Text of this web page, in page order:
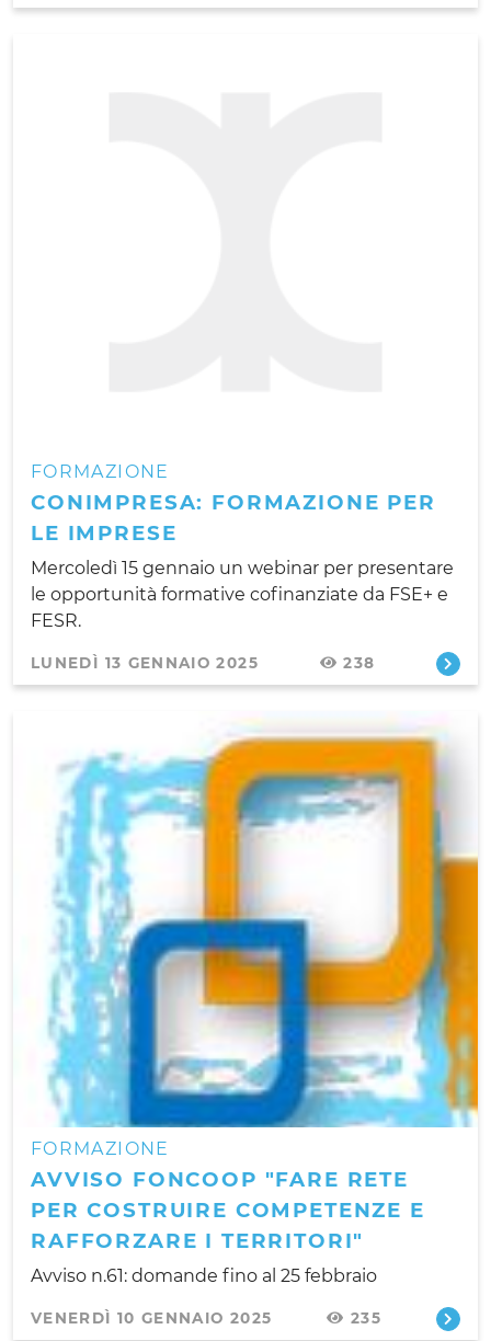
FORMAZIONE
CONIMPRESA: FORMAZIONE PER
LE IMPRESE
Mercoledì 15 gennaio un webinar per presentare
le opportunità formative cofinanziate da FSE+ e
FESR.
LUNEDÌ 13 GENNAIO 2025 238
FORMAZIONE
AVVISO FONCOOP "FARE RETE
PER COSTRUIRE COMPETENZE E
RAFFORZARE I TERRITORI"
Avviso n.61: domande fino al 25 febbraio
VENERDÌ 10 GENNAIO 2025 235